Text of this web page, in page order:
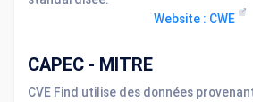
Website : CWE
CAPEC - MITRE
CVE Find utilise des données